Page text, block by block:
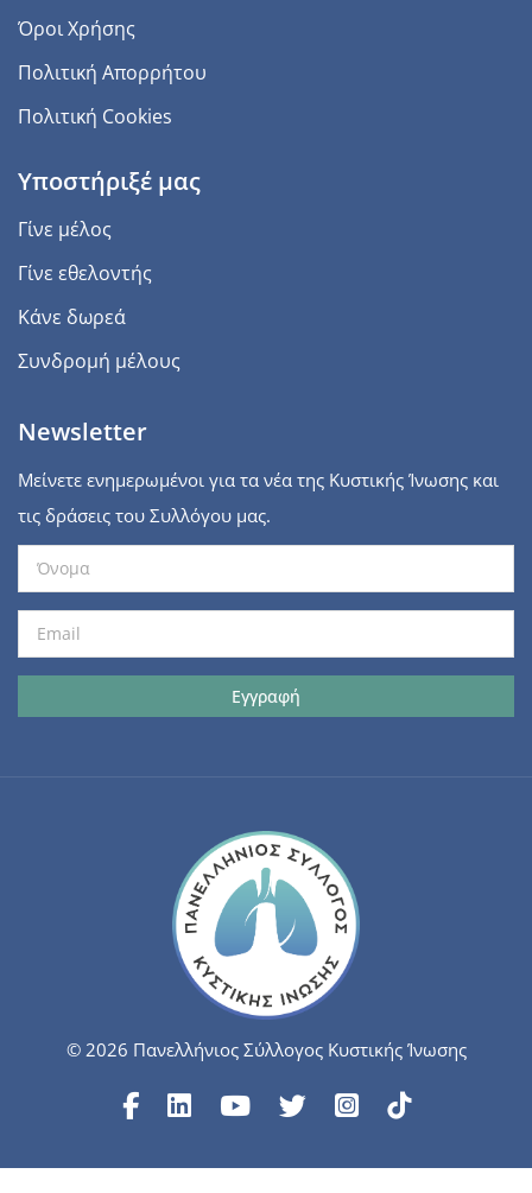
Όροι Χρήσης
Πολιτική Απορρήτου
Πολιτική Cookies
Υποστήριξέ μας
Γίνε μέλος
Γίνε εθελοντής
Κάνε δωρεά
Συνδρομή μέλους
Newsletter
Μείνετε ενημερωμένοι για τα νέα της Κυστικής Ίνωσης και
τις δράσεις του Συλλόγου μας.
© 2026 Πανελλήνιος Σύλλογος Κυστικής Ίνωσης